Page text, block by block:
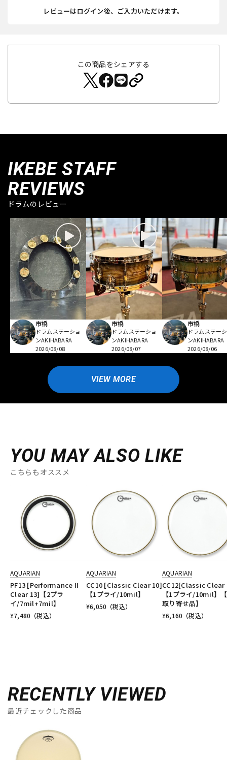
レビューはログイン後、ご入力いただけます。
この商品をシェアする
IKEBE STAFF
REVIEWS
ドラムのレビュー
市橋
ドラムステーショ
ンAKIHABARA
2026/08/08
市橋
ドラムステーショ
ンAKIHABARA
2026/08/07
市橋
ドラムステー
ンAKIHABARA
2026/08/06
VIEW MORE
YOU MAY ALSO LIKE
こちらもオススメ
AQUARIAN
PF13 [Performance II
Clear 13]【2プラ
イ/7mil+7mil】
¥7,480 （税込）
AQUARIAN
CC10 [Classic Clear 10]
【1プライ/10mil】
¥6,050 （税込）
AQUARIAN
CC12[Classic Clear
【1プライ/10mil】
取り寄せ品】
¥6,160 （税込）
RECENTLY VIEWED
最近チェックした商品